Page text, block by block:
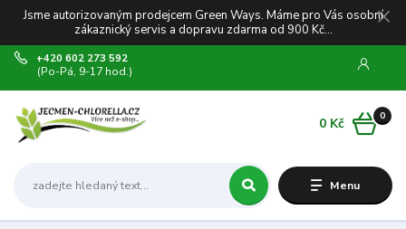
Jsme autorizovaným prodejcem Green Ways. Máme pro Vás osobní
zákaznický servis a dopravu zdarma od 900 Kč...
Menu
+420 602 273 592
(Po-Pá, 9-17 hod.)
0
0 Kč